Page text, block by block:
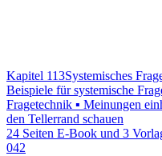
Kapitel 113Systemisches
Beispiele für systemische
Fragetechnik ▪ Meinungen
den Tellerrand schauen
24 Seiten E-Book und 3
042